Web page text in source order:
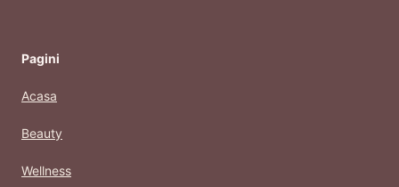
Pagini
Acasa
Beauty
Wellness